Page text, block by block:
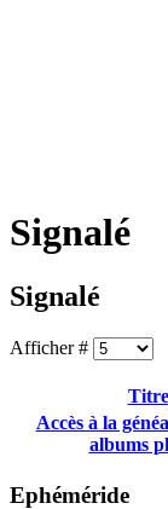
Signalé
Signalé
Afficher #
Titre
Accès à la
albums
Ephéméride